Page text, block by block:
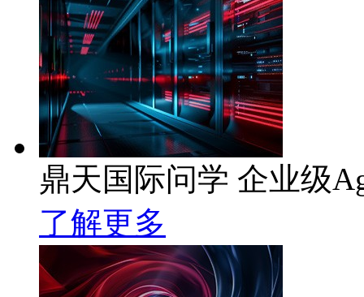
鼎天国际问学 企业级
了解更多